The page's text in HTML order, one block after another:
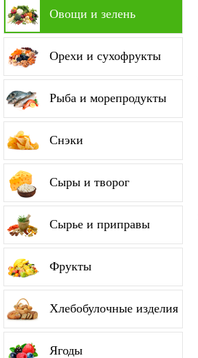
Овощи и зелень
Орехи и сухофрукты
Рыба и морепродукты
Снэки
Сыры и творог
Сырье и приправы
Фрукты
Хлебобулочные изделия
Ягоды